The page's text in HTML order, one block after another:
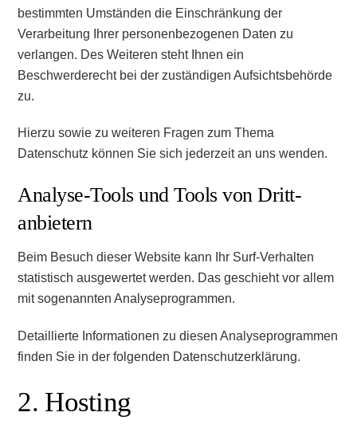
bestimmten Umständen die Einschränkung der
Verarbeitung Ihrer personenbezogenen Daten zu
verlangen. Des Weiteren steht Ihnen ein
Beschwerderecht bei der zuständigen Aufsichtsbehörde
zu.
Hierzu sowie zu weiteren Fragen zum Thema
Datenschutz können Sie sich jederzeit an uns wenden.
Analyse-Tools und Tools von Dritt­
anbietern
Beim Besuch dieser Website kann Ihr Surf-Verhalten
statistisch ausgewertet werden. Das geschieht vor allem
mit sogenannten Analyseprogrammen.
Detaillierte Informationen zu diesen Analyseprogrammen
finden Sie in der folgenden Datenschutzerklärung.
2. Hosting